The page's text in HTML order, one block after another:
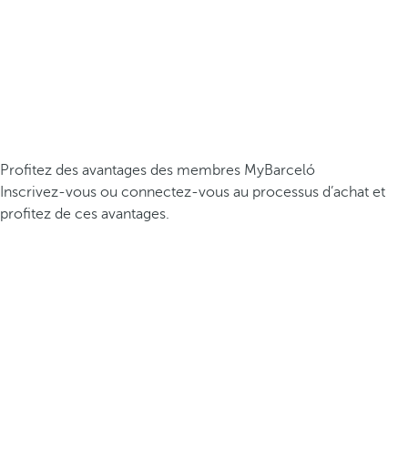
Profitez des avantages des membres MyBarceló
Inscrivez-vous ou connectez-vous au processus d’achat et
profitez de ces avantages.